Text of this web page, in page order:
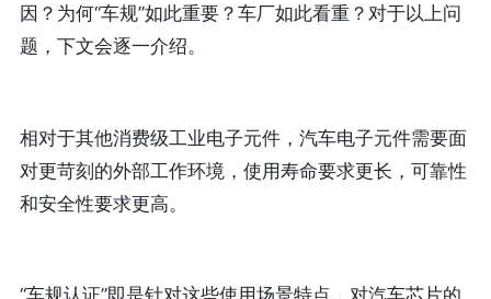
因？为何“车规”如此重要？车厂如此看重？对于以上问
题，下文会逐一介绍。
相对于其他消费级工业电子元件，汽车电子元件需要面
对更苛刻的外部工作环境，使用寿命要求更长，可靠性
和安全性要求更高。